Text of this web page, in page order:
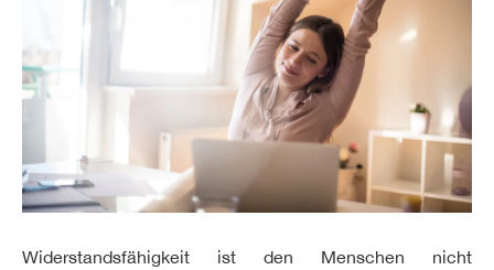
Widerstandsfähigkeit ist den Menschen nicht